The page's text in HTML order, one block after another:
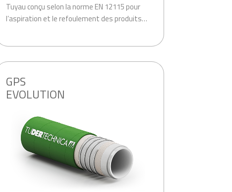
Tuyau conçu selon la norme EN 12115 pour
l’aspiration et le refoulement des produits…
GPS
EVOLUTION